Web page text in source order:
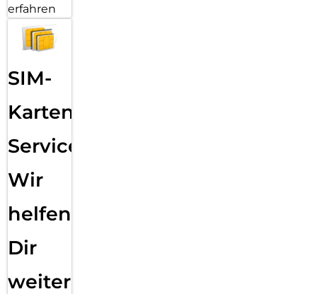
erfahren
SIM-
Karten
Service:
Wir
helfen
Dir
weiter